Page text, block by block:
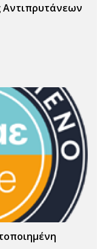
Αντιπρυτάνεων